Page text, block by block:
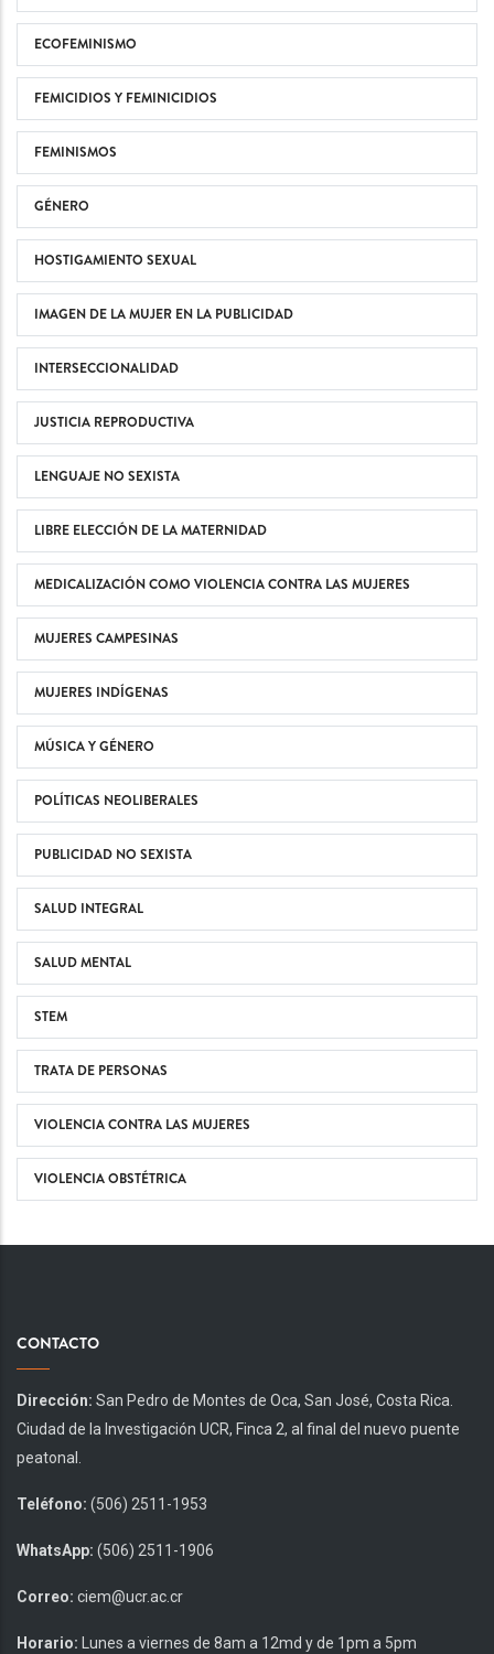
ECOFEMINISMO
FEMICIDIOS Y FEMINICIDIOS
FEMINISMOS
GÉNERO
HOSTIGAMIENTO SEXUAL
IMAGEN DE LA MUJER EN LA PUBLICIDAD
INTERSECCIONALIDAD
JUSTICIA REPRODUCTIVA
LENGUAJE NO SEXISTA
LIBRE ELECCIÓN DE LA MATERNIDAD
MEDICALIZACIÓN COMO VIOLENCIA CONTRA LAS MUJERES
MUJERES CAMPESINAS
MUJERES INDÍGENAS
MÚSICA Y GÉNERO
POLÍTICAS NEOLIBERALES
PUBLICIDAD NO SEXISTA
SALUD INTEGRAL
SALUD MENTAL
STEM
TRATA DE PERSONAS
VIOLENCIA CONTRA LAS MUJERES
VIOLENCIA OBSTÉTRICA
CONTACTO
Dirección: San Pedro de Montes de Oca, San José, Costa Rica.
Ciudad de la Investigación UCR, Finca 2, al final del nuevo puente
peatonal.
Teléfono: (506) 2511-1953
WhatsApp: (506) 2511-1906
Correo: ciem@ucr.ac.cr
Horario: Lunes a viernes de 8am a 12md y de 1pm a 5pm